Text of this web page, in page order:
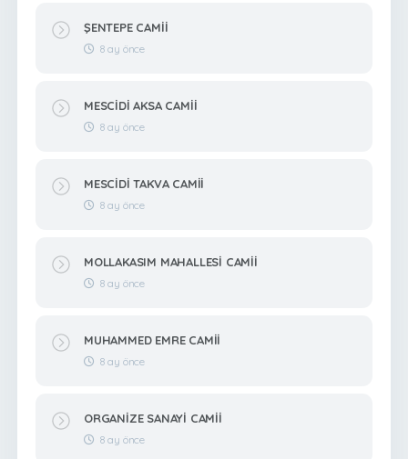
ŞENTEPE CAMİİ
8 ay önce
MESCİDİ AKSA CAMİİ
8 ay önce
MESCİDİ TAKVA CAMİİ
8 ay önce
MOLLAKASIM MAHALLESİ CAMİİ
8 ay önce
MUHAMMED EMRE CAMİİ
8 ay önce
ORGANİZE SANAYİ CAMİİ
8 ay önce